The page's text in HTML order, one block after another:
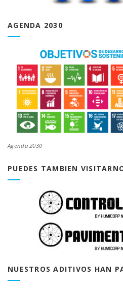
AGENDA 2030
Agenda 2030
PUEDES TAMBIEN
NUESTROS ADITIVOS HAN